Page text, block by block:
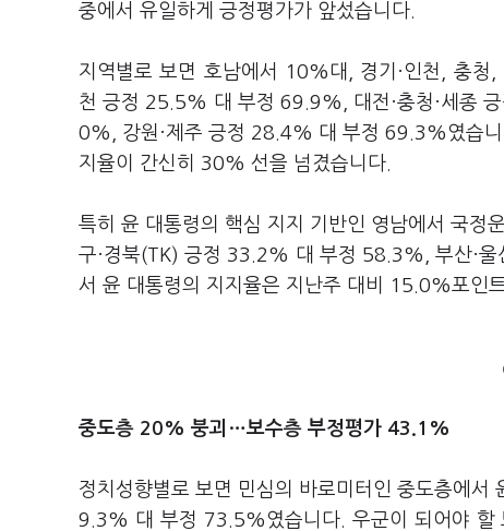
중에서 유일하게 긍정평가가 앞섰습니다.
지역별로 보면 호남에서 10%대, 경기·인천, 충청
천 긍정 25.5% 대 부정 69.9%, 대전·충청·세종
0%, 강원·제주 긍정 28.4% 대 부정 69.3%였습
지율이 간신히 30% 선을 넘겼습니다.
특히 윤 대통령의 핵심 지지 기반인 영남에서 국
구·경북(TK) 긍정 33.2% 대 부정 58.3%, 부산·
서 윤 대통령의 지지율은 지난주 대비 15.0%포인
중도층 20% 붕괴…보수층 부정평가 43.1%
정치성향별로 보면 민심의 바로미터인 중도층에
9.3% 대 부정 73.5%였습니다. 우군이 되어야 할